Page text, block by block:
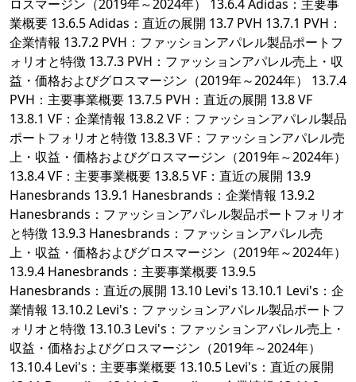
ロスマージン（2019年～2024年） 13.6.4 Adidas：主要事
業概要 13.6.5 Adidas：直近の展開 13.7 PVH 13.7.1 PVH：
企業情報 13.7.2 PVH：ファッションアパレル製品ポートフ
ォリオと特徴 13.7.3 PVH：ファッションアパレル売上・収
益・価格およびグロスマージン（2019年～2024年） 13.7.4
PVH：主要事業概要 13.7.5 PVH：直近の展開 13.8 VF
13.8.1 VF：企業情報 13.8.2 VF：ファッションアパレル製品
ポートフォリオと特徴 13.8.3 VF：ファッションアパレル売
上・収益・価格およびグロスマージン（2019年～2024年）
13.8.4 VF：主要事業概要 13.8.5 VF：直近の展開 13.9
Hanesbrands 13.9.1 Hanesbrands：企業情報 13.9.2
Hanesbrands：ファッションアパレル製品ポートフォリオ
と特徴 13.9.3 Hanesbrands：ファッションアパレル売
上・収益・価格およびグロスマージン（2019年～2024年）
13.9.4 Hanesbrands：主要事業概要 13.9.5
Hanesbrands：直近の展開 13.10 Levi's 13.10.1 Levi's：企
業情報 13.10.2 Levi's：ファッションアパレル製品ポートフ
ォリオと特徴 13.10.3 Levi's：ファッションアパレル売上・
収益・価格およびグロスマージン（2019年～2024年）
13.10.4 Levi's：主要事業概要 13.10.5 Levi's：直近の展開